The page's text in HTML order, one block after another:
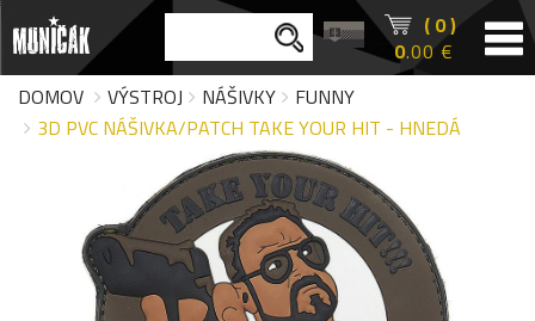
( 0 )
0.00 €
DOMOV
VÝSTROJ NÁŠIVKY
FUNNY
3D PVC NÁŠIVKA/PATCH TAKE YOUR HIT - HNEDÁ